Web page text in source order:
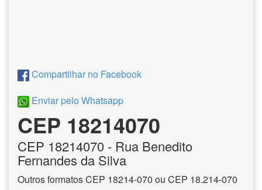
Compartilhar no Facebook
Enviar pelo Whatsapp
CEP 18214070
CEP 18214070 - Rua Benedito
Fernandes da Silva
Outros formatos CEP 18214-070 ou CEP 18.214-070